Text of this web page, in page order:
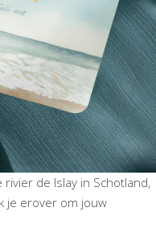
de Islay in Schotland,
je erover om jouw